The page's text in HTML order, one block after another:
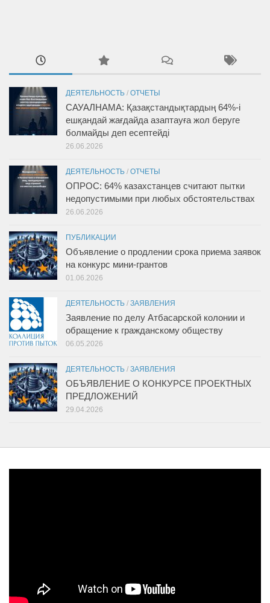
ДЕЯТЕЛЬНОСТЬ / ОТЧЕТЫ
САУАЛНАМА: Қазақстандықтардың 64%-і
ешқандай жағдайда азаптауға жол беруге
болмайды деп есептейді
26.06.2026
ДЕЯТЕЛЬНОСТЬ / ОТЧЕТЫ
ОПРОС: 64% казахстанцев считают пытки
недопустимыми при любых обстоятельствах
26.06.2026
ПУБЛИКАЦИИ
Объявление о продлении срока приема заявок
на конкурс мини-грантов
01.06.2026
ДЕЯТЕЛЬНОСТЬ / ЗАЯВЛЕНИЯ
Заявление по делу Атбасарской колонии и
обращение к гражданскому обществу
06.05.2026
ДЕЯТЕЛЬНОСТЬ / ЗАЯВЛЕНИЯ
ОБЪЯВЛЕНИЕ О КОНКУРСЕ ПРОЕКТНЫХ
ПРЕДЛОЖЕНИЙ
29.04.2026